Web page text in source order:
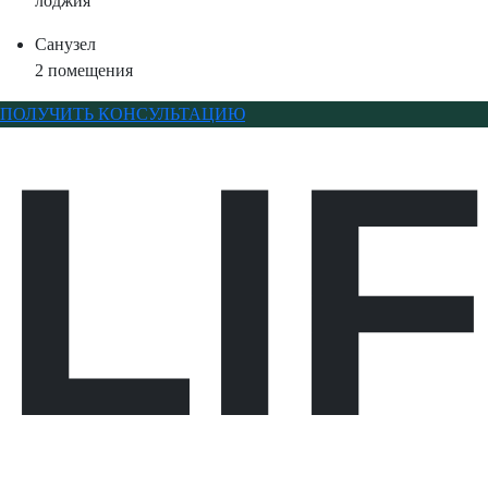
Санузел
2 помещения
ПОЛУЧИТЬ КОНСУЛЬТАЦИЮ